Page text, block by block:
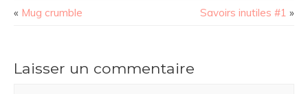
« Mug crumble Savoirs inutiles #1 »
Laisser un commentaire